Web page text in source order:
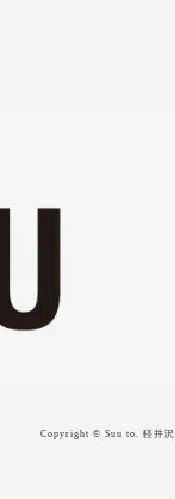
Copyright © Suu to. 軽井沢